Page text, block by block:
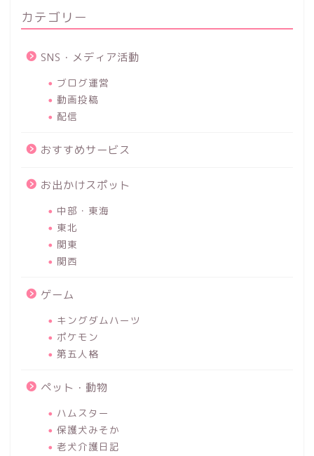
カテゴリー
SNS・メディア活動
ブログ運営
動画投稿
配信
おすすめサービス
お出かけスポット
中部・東海
東北
関東
関西
ゲーム
キングダムハーツ
ポケモン
第五人格
ペット・動物
ハムスター
保護犬みそか
老犬介護日記